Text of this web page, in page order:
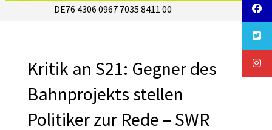
DE76 4306 0967 7035 8411 00
Kritik an S21: Gegner des
Bahnprojekts stellen
Politiker zur Rede – SWR